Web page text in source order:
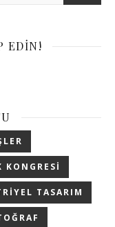
EDIN!
KONGRESI
TASARIM